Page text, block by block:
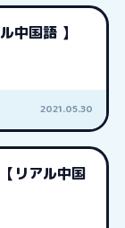
中国語 】
2021.05.30
リアル中国